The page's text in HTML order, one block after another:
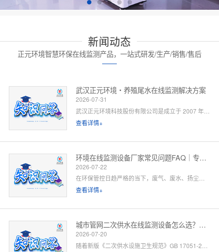
新闻动态
正元环境智慧环保在线监测产品，一站式研发/生产/销售/售后
武汉正元环境・养殖尾水在线监测解决方案
2026-07-31
查看详情+
环境在线监测设备厂家常见问题FAQ｜专业厂家答疑解惑
2026-07-22
在环保管控日趋严格的当下，废气、废水、扬尘、噪声等环境在线监测设备已成为工矿企业、园区、市政工程必备的合规配套设施。很多客户在选型、合作、安装运维过程中，常会遇到厂家资质、设备精度、数据联网、售后保障等各类问题。 作为专业环境在线监测设备源头厂家，我们深耕环境监测领域多年，拥有自主研发、生产、销售、运维全链条服务能力。下面针对行业高频咨询问题，整理系统化FAQ答疑，一站式解决您的合作与选型顾虑。 一、厂家实力与资质相关问题
查看详情+
城市管网二次供水在线监测设备怎么选？水务单位高频 FAQ
2026-07-20